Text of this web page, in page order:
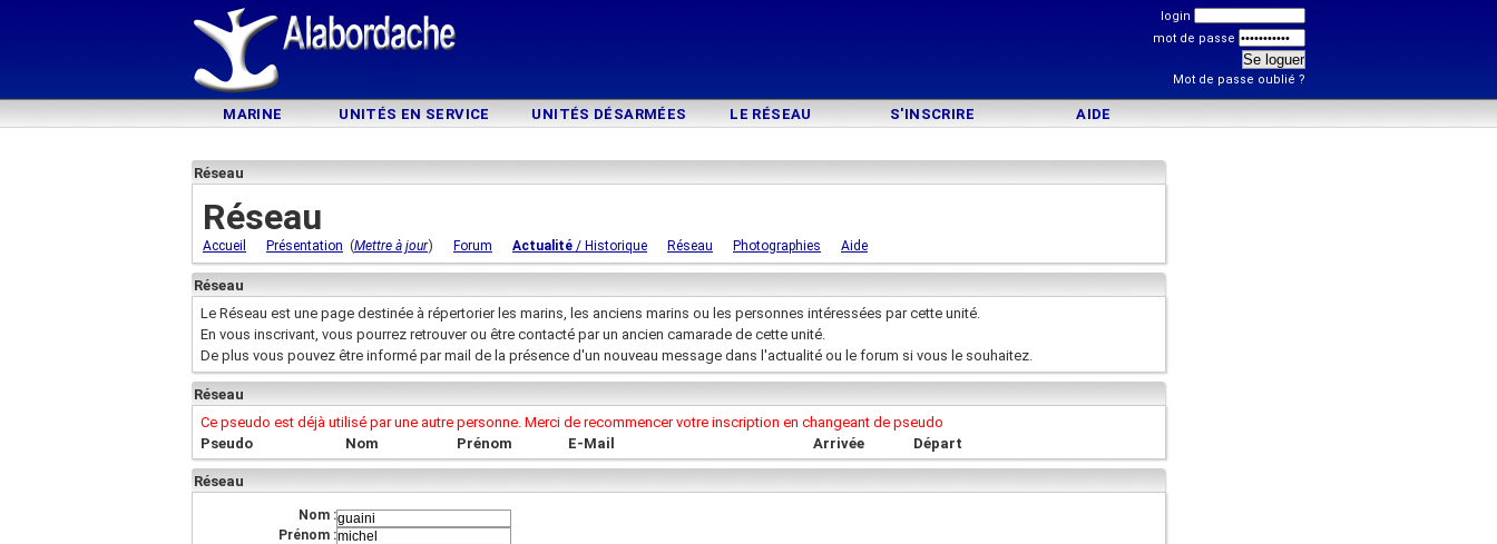
login
mot de passe
Mot de passe oublié ?
MARINE UNITÉS EN SERVICE UNITÉS DÉSARMÉES LE RÉSEAU S'INSCRIRE AIDE
Réseau
Réseau
Accueil Présentation (Mettre à jour) Forum Actualité / Historique Réseau Photographies Aide
Réseau
Le Réseau est une page destinée à répertorier les marins, les anciens marins ou les personnes intéressées par cette unité.
En vous inscrivant, vous pourrez retrouver ou être contacté par un ancien camarade de cette unité.
De plus vous pouvez être informé par mail de la présence d'un nouveau message dans l'actualité ou le forum si vous le souhaitez.
Réseau
Ce pseudo est déjà utilisé par une autre personne. Merci de recommencer votre inscription en changeant de pseudo
Pseudo
Nom Prénom E-Mail Arrivée Départ
Réseau
Nom :
Prénom :